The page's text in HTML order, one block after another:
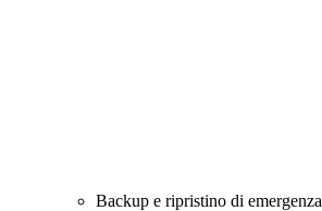
Backup e ripristino di emergenza